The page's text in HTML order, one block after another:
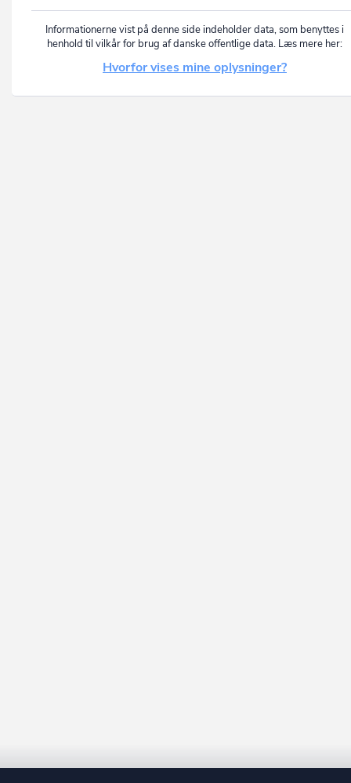
Informationerne vist på denne side indeholder data, som benyttes i
henhold til vilkår for brug af danske offentlige data. Læs mere her:
Hvorfor vises mine oplysninger?